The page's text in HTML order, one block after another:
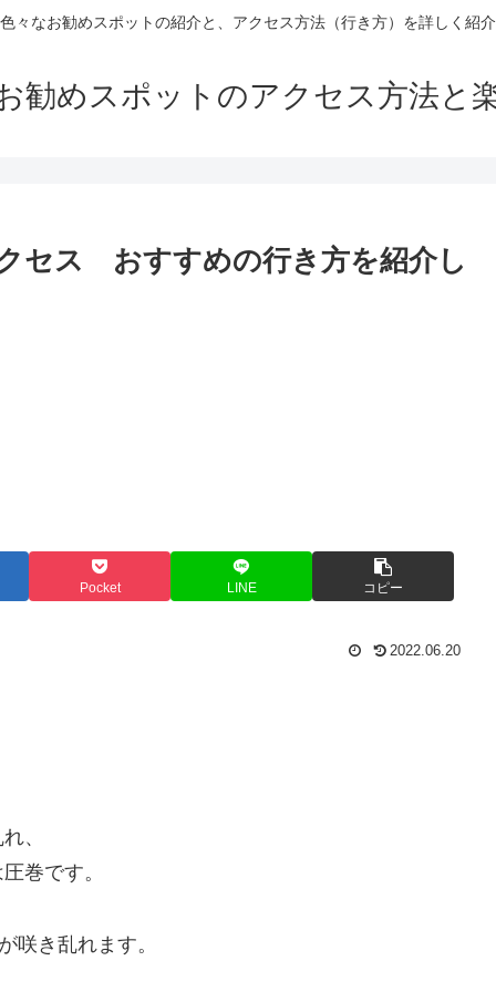
々なお勧めスポットの紹介と、アクセス方法（行き方）を詳しく紹
勧めスポットのアクセス方法と
セス おすすめの行き方を紹介し
Pocket LINE コピー
2022.06.20
、
巻です。
咲き乱れます。